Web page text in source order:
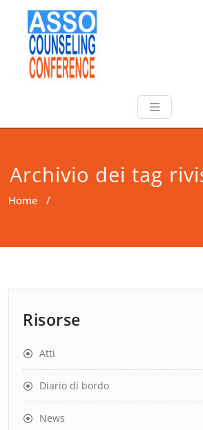
Archivio dei tag
Home /
Risorse
Atti
Diario di bordo
News